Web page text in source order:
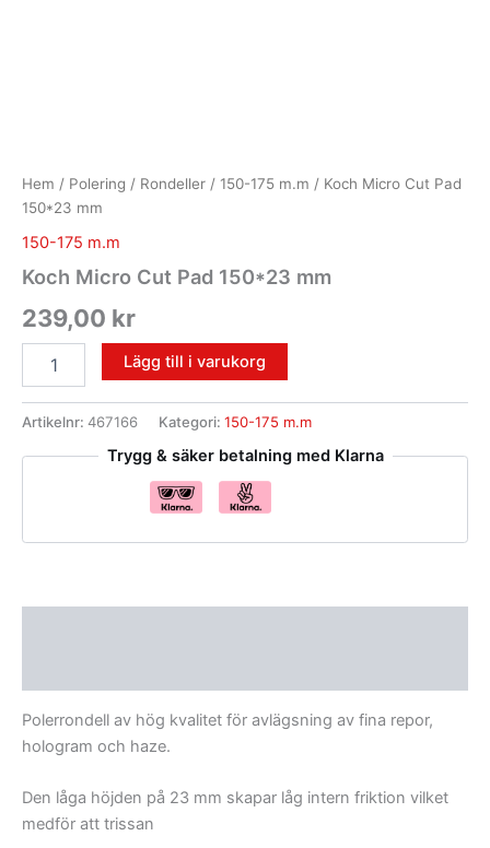
Hem / Polering / Rondeller / 150-175 m.m / Koch Micro Cut Pad
150*23 mm
150-175 m.m
Koch Micro Cut Pad 150*23 mm
239,00 kr
Lägg till i varukorg
Artikelnr: 467166 Kategori: 150-175 m.m
Trygg & säker betalning med Klarna
Polerrondell av hög kvalitet för avlägsning av fina repor,
hologram och haze.
Den låga höjden på 23 mm skapar låg intern friktion vilket
medför att trissan